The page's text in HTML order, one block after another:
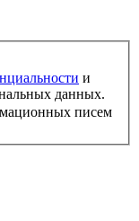
и
данных.
писем